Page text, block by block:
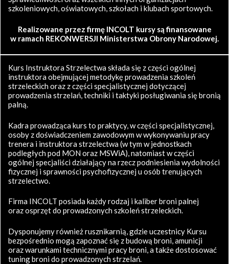
szkoleniowych, oświatowych, szkołach i klubach sportowych.
Realizowane przez firmę INCOLT kursy są finansowane
w ramach REKONWERSJI Ministerstwa Obrony Narodowej.
Kurs Instruktora Strzelectwa składa się z części ogólnej
instruktora obejmującej metodykę prowadzenia szkoleń
strzeleckich oraz z części specjalistycznej dotyczącej
prowadzenia strzelań, techniki i taktyki posługiwania się bronią
palną.
Kadra prowadząca kurs to praktycy, w części specjalistycznej,
osoby z doświadczeniem zawodowym w wykonywaniu pracy
trenera i instruktora strzelectwa (w tym w jednostkach
podległych pod MON oraz MSWiA), natomiast w części
ogólnej specjaliści działający na rzecz podniesienia wydolności
fizycznej i sprawności psychofizycznej u osób trenujących
strzelectwo.
Firma INCOLT posiada każdy rodzaj i kaliber broni palnej
oraz osprzęt do prowadzonych szkoleń strzeleckich.
Dysponujemy również rusznikarnią, gdzie uczestnicy Kursu
bezpośrednio mogą zapoznać się z budową broni, amunicji
oraz warunkami technicznymi pracy broni, a także dostosować
tuning broni do prowadzonych strzelań.